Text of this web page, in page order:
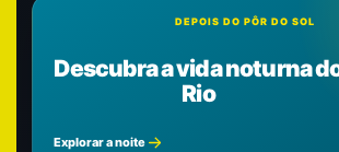
DEPOIS DO PÔR DO SOL
Descubra a vida noturna
Rio
Explorar a noite